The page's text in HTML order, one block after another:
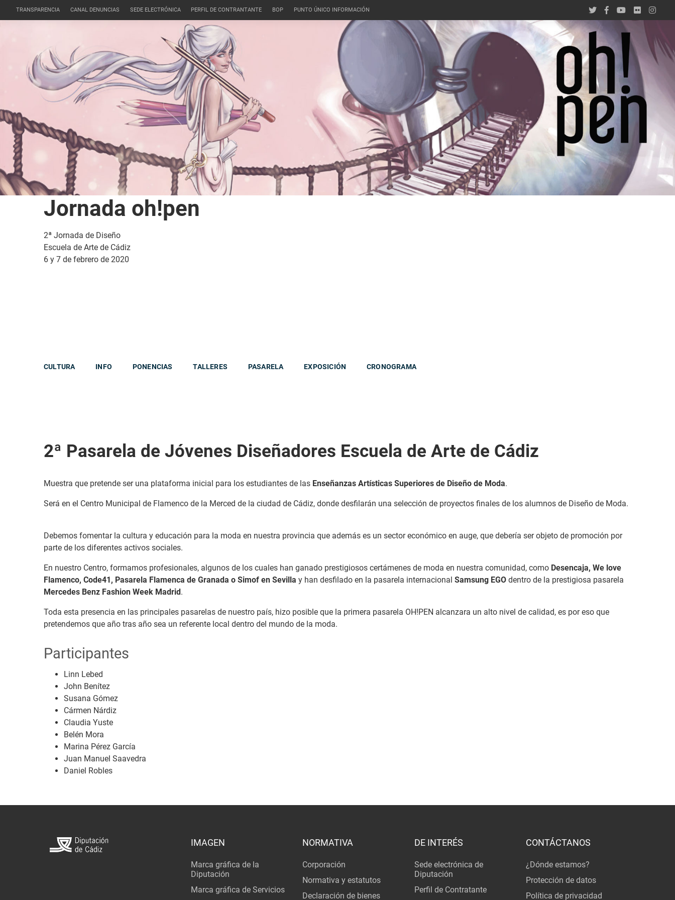
TRANSPARENCIA CANAL DENUNCIAS SEDE ELECTRÓNICA PERFIL DE CONTRANTANTE BOP PUNTO ÚNICO INFORMACIÓN
Jornada oh!pen
2ª Jornada de Diseño
Escuela de Arte de Cádiz
6 y 7 de febrero de 2020
CULTURA INFO PONENCIAS TALLERES PASARELA EXPOSICIÓN CRONOGRAMA
2ª Pasarela de Jóvenes Diseñadores Escuela de Arte de Cádiz
Muestra que pretende ser una plataforma inicial para los estudiantes de las Enseñanzas Artísticas Superiores de Diseño de Moda.
Será en el Centro Municipal de Flamenco de la Merced de la ciudad de Cádiz, donde desfilarán una selección de proyectos finales de los alumnos de Diseño de Moda.
Debemos fomentar la cultura y educación para la moda en nuestra provincia que además es un sector económico en auge, que debería ser objeto de promoción por
parte de los diferentes activos sociales.
En nuestro Centro, formamos profesionales, algunos de los cuales han ganado prestigiosos certámenes de moda en nuestra comunidad, como Desencaja, We love
Flamenco, Code41, Pasarela Flamenca de Granada o Simof en Sevilla y han desfilado en la pasarela internacional Samsung EGO dentro de la prestigiosa pasarela
Mercedes Benz Fashion Week Madrid.
Toda esta presencia en las principales pasarelas de nuestro país, hizo posible que la primera pasarela OH!PEN alcanzara un alto nivel de calidad, es por eso que
pretendemos que año tras año sea un referente local dentro del mundo de la moda.
Participantes
Linn Lebed
John Benítez
Susana Gómez
Cármen Nárdiz
Claudia Yuste
Belén Mora
Marina Pérez García
Juan Manuel Saavedra
Daniel Robles
IMAGEN
Marca gráfica de la
Diputación
Marca gráfica de Servicios
NORMATIVA
Corporación
Normativa y estatutos
Declaración de bienes
DE INTERÉS
Sede electrónica de
Diputación
Perfil de Contratante
CONTÁCTANOS
¿Dónde estamos?
Protección de datos
Política de privacidad